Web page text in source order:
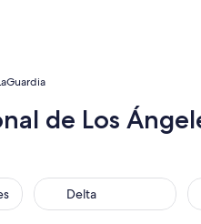
de Los
Delta
Delta